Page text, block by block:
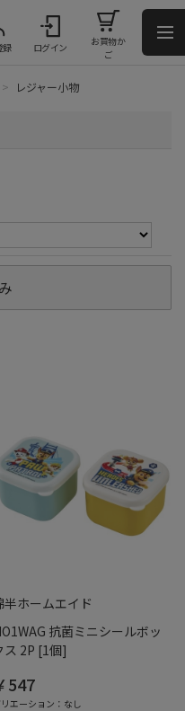
録 ログイン
お買物か
ご
> レジャー小物
半ホームエイド
抗菌ミニシールボッ
ス 2P [1個]
547
エーション：なし